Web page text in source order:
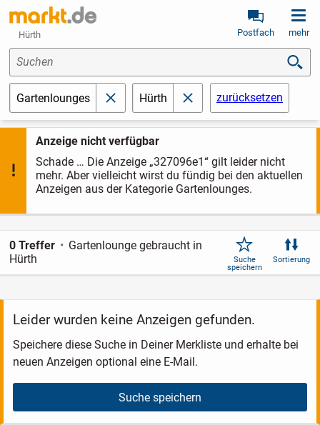
Hürth Postfach mehr
Anzeige nicht verfügbar
Schade … Die Anzeige „327096e1“ gilt leider nicht
mehr. Aber vielleicht wirst du fündig bei den aktuellen
Anzeigen aus der Kategorie Gartenlounges.
Suchen
Gartenlounges schließen
Hürth schließenzurücksetzen
0 Treffer
Gartenlounge gebraucht in
Hürth
Suche
speichern
Sortierung
Leider wurden keine Anzeigen gefunden.
Speichere diese Suche in Deiner Merkliste und erhalte bei
neuen Anzeigen optional eine E-Mail.
Suche speichern